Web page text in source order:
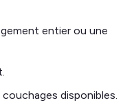
entier ou une
disponibles.